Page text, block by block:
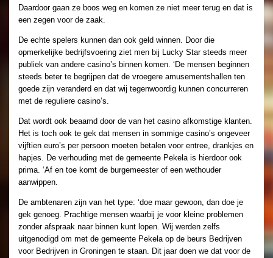
Daardoor gaan ze boos weg en komen ze niet meer terug en dat is
een zegen voor de zaak.
De echte spelers kunnen dan ook geld winnen. Door die
opmerkelijke bedrijfsvoering ziet men bij Lucky Star steeds meer
publiek van andere casino’s binnen komen. ‘De mensen beginnen
steeds beter te begrijpen dat de vroegere amusementshallen ten
goede zijn veranderd en dat wij tegenwoordig kunnen concurreren
met de reguliere casino’s.
Dat wordt ook beaamd door de van het casino afkomstige klanten.
Het is toch ook te gek dat mensen in sommige casino’s ongeveer
vijftien euro’s per persoon moeten betalen voor entree, drankjes en
hapjes. De verhouding met de gemeente Pekela is hierdoor ook
prima. ‘Af en toe komt de burgemeester of een wethouder
aanwippen.
De ambtenaren zijn van het type: ‘doe maar gewoon, dan doe je
gek genoeg. Prachtige mensen waarbij je voor kleine problemen
zonder afspraak naar binnen kunt lopen. Wij werden zelfs
uitgenodigd om met de gemeente Pekela op de beurs Bedrijven
voor Bedrijven in Groningen te staan. Dit jaar doen we dat voor de